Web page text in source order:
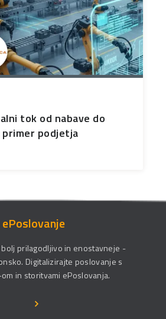
tok od nabave do
podjetja
ePoslovanje
prilagodljivo in enostavneje -
Digitalizirajte poslovanje s
om in storitvami ePoslovanja.